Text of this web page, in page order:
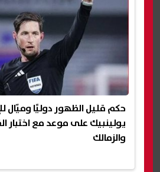
حكم قليل الظهور دوليًا وميّال
يولينبيك على موعد مع اختبار
والزمالك